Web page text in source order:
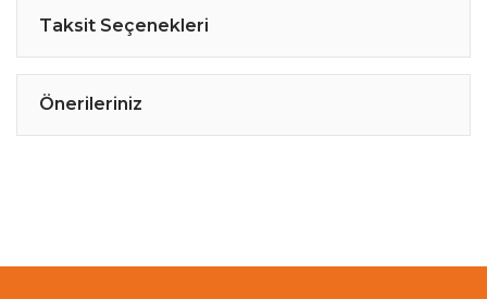
Taksit Seçenekleri
Önerileriniz